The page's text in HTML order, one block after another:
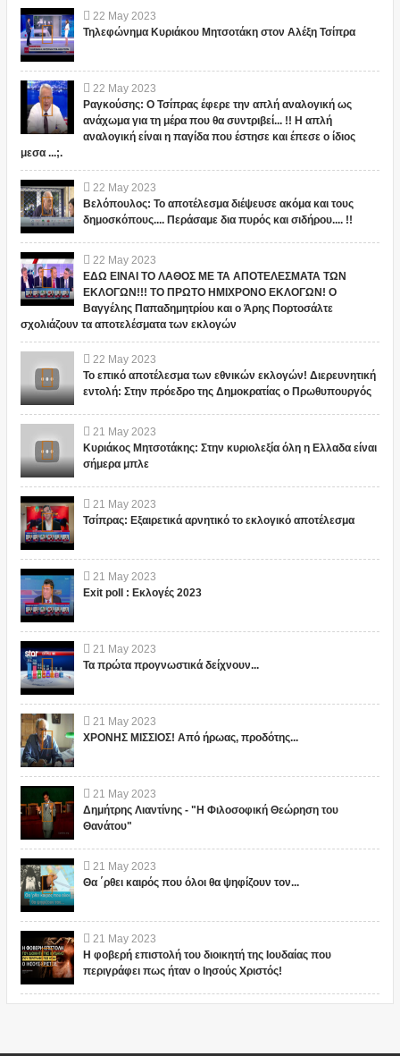
22 May 2023
Τηλεφώνημα Κυριάκου Μητσοτάκη στον Αλέξη Τσίπρα
22 May 2023
Ραγκούσης: Ο Τσίπρας έφερε την απλή αναλογική ως
ανάχωμα για τη μέρα που θα συντριβεί... !! Η απλή
αναλογική είναι η παγίδα που έστησε και έπεσε ο ίδιος
μεσα ...;.
22 May 2023
Βελόπουλος: Το αποτέλεσμα διέψευσε ακόμα και τους
δημοσκόπους.... Περάσαμε δια πυρός και σιδήρου.... !!
22 May 2023
ΕΔΩ ΕΙΝΑΙ ΤΟ ΛΑΘΟΣ ΜΕ ΤΑ ΑΠΟΤΕΛΕΣΜΑΤΑ ΤΩΝ
ΕΚΛΟΓΩΝ!!! ΤΟ ΠΡΩΤΟ ΗΜΙΧΡΟΝΟ ΕΚΛΟΓΩΝ! Ο
Βαγγέλης Παπαδημητρίου και ο Άρης Πορτοσάλτε
σχολιάζουν τα αποτελέσματα των εκλογών
22 May 2023
Το επικό αποτέλεσμα των εθνικών εκλογών! Διερευνητική
εντολή: Στην πρόεδρο της Δημοκρατίας ο Πρωθυπουργός
21 May 2023
Κυριάκος Μητσοτάκης: Στην κυριολεξία όλη η Ελλαδα είναι
σήμερα μπλε
21 May 2023
Τσίπρας: Εξαιρετικά αρνητικό το εκλογικό αποτέλεσμα
21 May 2023
Exit poll : Εκλογές 2023
21 May 2023
Τα πρώτα προγνωστικά δείχνουν...
21 May 2023
ΧΡΟΝΗΣ ΜΙΣΣΙΟΣ! Από ήρωας, προδότης...
21 May 2023
Δημήτρης Λιαντίνης - "Η Φιλοσοφική Θεώρηση του
Θανάτου"
21 May 2023
Θα ΄ρθει καιρός που όλοι θα ψηφίζουν τον...
21 May 2023
Η φοβερή επιστολή του διοικητή της Ιουδαίας που
περιγράφει πως ήταν ο Ιησούς Χριστός!